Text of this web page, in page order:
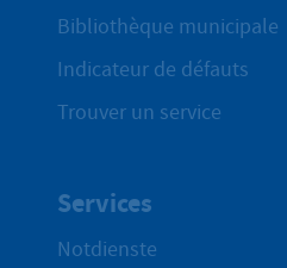
Bibliothèque municipale
Indicateur de défauts
Trouver un service
Services
Notdienste